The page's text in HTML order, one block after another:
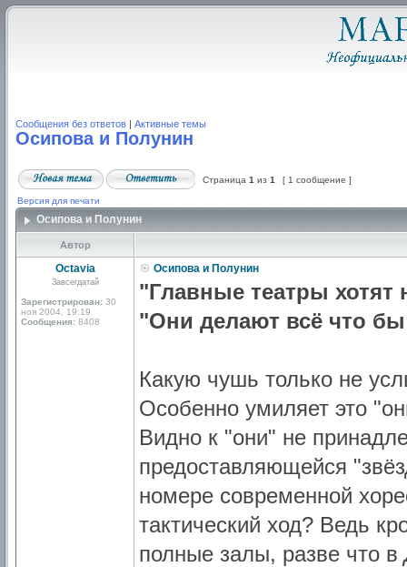
Сообщения без ответов | Активные темы
Осипова и Полунин
Страница 1 из 1 [ 1 сообщение ]
Версия для печати
Осипова и Полунин
Автор
Octavia
Завсегдатай
Зарегистрирован: 30
ноя 2004, 19:19
Сообщения: 8408
Осипова и Полунин
"Главные театры хотят
"Они делают всё что
Какую чушь только не
Особенно умиляет это
Видно к "они" не
предоставляющейся
номере современной
тактический ход? Ведь
полные залы, разве что в